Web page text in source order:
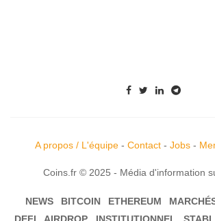
A propos / L'équipe- Contact- Jobs-
Coins.fr © 2025 - Média d'information
NEWS BITCOIN ETHEREUM